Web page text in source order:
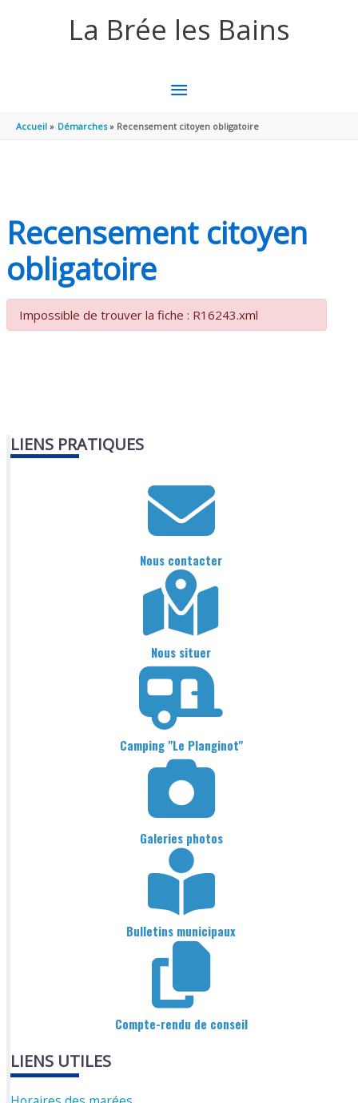
La Brée les Bains
MENU
PRINCIPAL
Accueil Démarches Recensement citoyen obligatoire
Recensement citoyen
obligatoire
Impossible de trouver la fiche : R16243.xml
LIENS PRATIQUES
Nous contacter
Nous situer
Camping "Le Planginot"
Galeries photos
Bulletins municipaux
Compte-rendu de conseil
LIENS UTILES